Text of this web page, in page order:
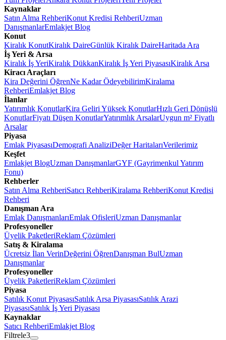
Kaynaklar
Satın Alma RehberiKonut Kredisi RehberiUzman
DanışmanlarEmlakjet Blog
Konut
Kiralık KonutKiralık DaireGünlük Kiralık DaireHaritada Ara
İş Yeri & Arsa
Kiralık İş YeriKiralık DükkanKiralık İş Yeri PiyasasıKiralık Arsa
Kiracı Araçları
Kira Değerini ÖğrenNe Kadar ÖdeyebilirimKiralama
RehberiEmlakjet Blog
İlanlar
Yatırımlık KonutlarKira Geliri Yüksek KonutlarHızlı Geri Dönüşlü
KonutlarFiyatı Düşen KonutlarYatırımlık ArsalarUygun m² Fiyatlı
Arsalar
Piyasa
Emlak PiyasasıDemografi AnaliziDeğer HaritalarıVerilerimiz
Keşfet
Emlakjet BlogUzman DanışmanlarGYF (Gayrimenkul Yatırım
Fonu)
Rehberler
Satın Alma RehberiSatıcı RehberiKiralama RehberiKonut Kredisi
Rehberi
Danışman Ara
Emlak DanışmanlarıEmlak OfisleriUzman Danışmanlar
Profesyoneller
Üyelik PaketleriReklam Çözümleri
Satış & Kiralama
Ücretsiz İlan VerinDeğerini ÖğrenDanışman BulUzman
Danışmanlar
Profesyoneller
Üyelik PaketleriReklam Çözümleri
Piyasa
Satılık Konut PiyasasıSatılık Arsa PiyasasıSatılık Arazi
PiyasasıSatılık İş Yeri Piyasası
Kaynaklar
Satıcı RehberiEmlakjet Blog
Filtrele3